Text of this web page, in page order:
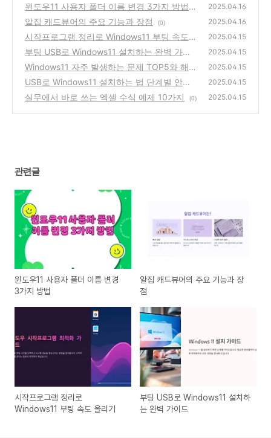
윈도우11 사용자 폴더 이름 변경 3가지 방법
(0)
2025.04.16
알집 캐드뷰어의 주요 기능과 장점 (0) 2025.04.16
시작프로그램 정리로 Windows11 부팅 속도
올리기
(0)
2025.04.15
부팅 USB로 Windows11 설치하는 완벽 가이
드
(0)
2025.04.15
Windows11 자주 발생하는 문제 TOP5와 해결
방법
(0)
2025.04.15
USB로 Windows11 설치하는 법 단계별 안내
서
(0)
2025.04.15
실무에서 바로 쓰는 엑셀 수식 예제 10가지 (0) 2025.04.15
관련글
윈도우11 사용자 폴더 이름 변경
3가지 방법
알집 캐드뷰어의 주요 기능과 장
점
시작프로그램 정리로
Windows11 부팅 속도 올리기
부팅 USB로 Windows11 설치하
는 완벽 가이드